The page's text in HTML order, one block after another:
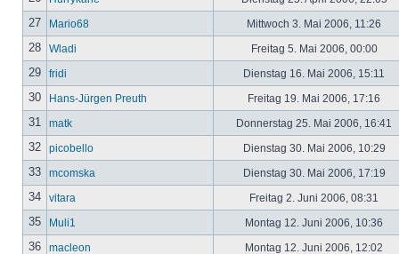
27 Mario68 Mittwoch 3. Mai 2006, 11:26
28 Wladi Freitag 5. Mai 2006, 00:00
29 fridi Dienstag 16. Mai 2006, 15:11
30 Hans-Jürgen Preuth Freitag 19. Mai 2006, 17:16
31 matk Donnerstag 25. Mai 2006, 16:41
32 picobello Dienstag 30. Mai 2006, 10:29
33 mcomska Dienstag 30. Mai 2006, 17:19
34 vitara Freitag 2. Juni 2006, 08:31
35 Muli1 Montag 12. Juni 2006, 10:36
36 macleon Montag 12. Juni 2006, 12:02